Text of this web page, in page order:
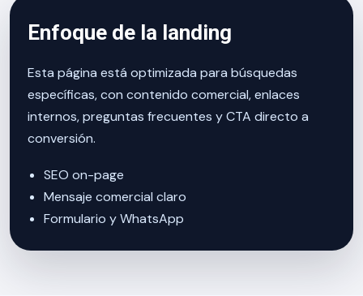
Enfoque de la landing
Esta página está optimizada para búsquedas
específicas, con contenido comercial, enlaces
internos, preguntas frecuentes y CTA directo a
conversión.
SEO on-page
Mensaje comercial claro
Formulario y WhatsApp